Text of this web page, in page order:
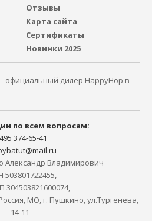
Отзывы
Карта сайта
Сертификаты
Новинки 2025
официальный дилер HappyHop в
по всем вопросам:
374-65-41
Александр Владимирович
503801722455,
304503821600074,
МО, г. Пушкино, ул.Тургенева,
14-11